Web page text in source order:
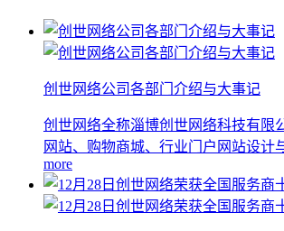
创世网络公司各部门介绍与大事记
创世网络全称淄博创世网络科技有限
网站、购物商城、行业门户网站设计
more